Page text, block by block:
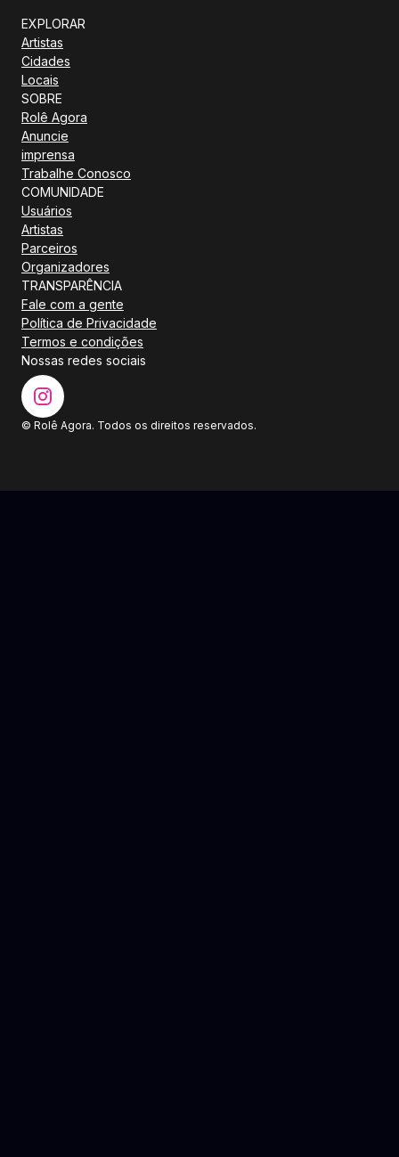
EXPLORAR
Artistas
Cidades
Locais
SOBRE
Rolê Agora
Anuncie
imprensa
Trabalhe Conosco
COMUNIDADE
Usuários
Artistas
Parceiros
Organizadores
TRANSPARÊNCIA
Fale com a gente
Política de Privacidade
Termos e condições
Nossas redes sociais
© Rolê Agora. Todos os direitos reservados.